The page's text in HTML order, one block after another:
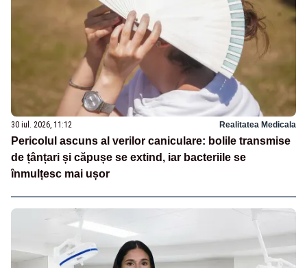
30 iul. 2026, 11:12 Realitatea Medicala
Pericolul ascuns al verilor caniculare: bolile transmise
de țânțari și căpușe se extind, iar bacteriile se
înmulțesc mai ușor